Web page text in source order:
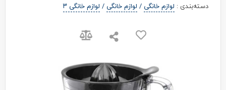
دسته‌بندی : لوازم خانگی / لوازم خانگی / لوازم خانگی ۳